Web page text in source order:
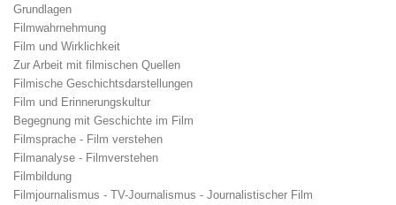
Grundlagen
Filmwahrnehmung
Film und Wirklichkeit
Zur Arbeit mit filmischen Quellen
Filmische Geschichtsdarstellungen
Film und Erinnerungskultur
Begegnung mit Geschichte im Film
Filmsprache - Film verstehen
Filmanalyse - Filmverstehen
Filmbildung
Filmjournalismus - TV-Journalismus - Journalistischer Film